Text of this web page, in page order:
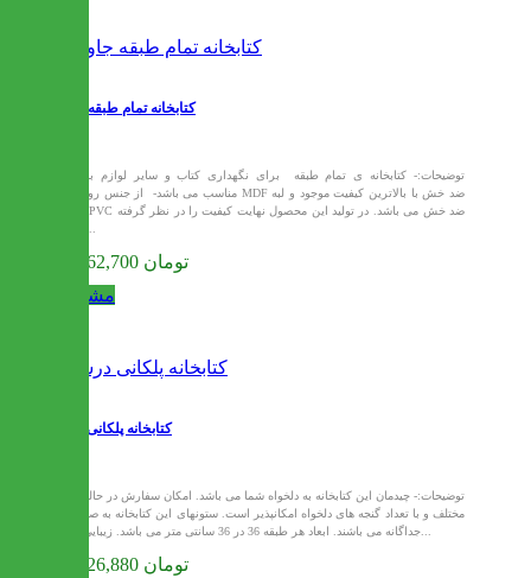
کتابخانه تمام طبقه جاوید
توضیحات:- کتابخانه ی تمام طبقه برای نگهداری کتاب و سایر لوازم بسیار
مناسب می باشد- از جنس روکش MDF ضد خش با بالاترین کیفیت موجود و لبه
26,462,700 تومان
مشاهده
کتابخانه پلکانی درسا
توضیحات:- چیدمان این کتابخانه به دلخواه شما می باشد. امکان سفارش در حالتهای
مختلف و با تعداد گنجه های دلخواه امکانپذیر است. ستونهای این کتابخانه به صورت
28,226,880 تومان